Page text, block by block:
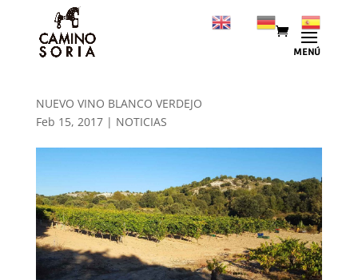
NUEVO VINO BLANCO VERDEJO
Feb 15, 2017| NOTICIAS